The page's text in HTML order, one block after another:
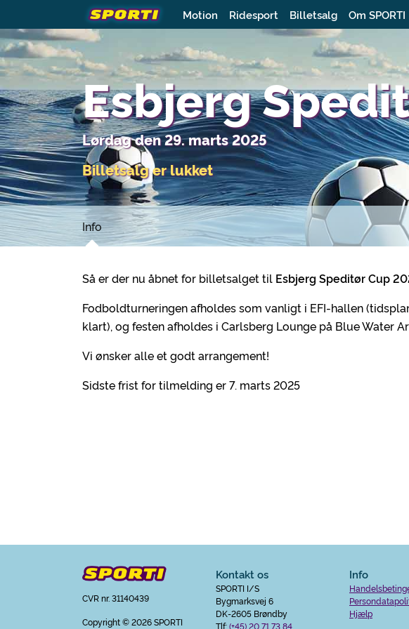
Motion Ridesport Billetsalg Om SPORTI
Esbjerg
Lørdag den 29. marts 2025
Billetsalg er lukket
Info
Så er der nu åbnet for billetsalget til Esbjerg Speditør Cup
Fodboldturneringen afholdes som vanligt i EFI-hallen
klart), og festen afholdes i Carlsberg Lounge på Blue Water
Vi ønsker alle et godt arrangement!
Sidste frist for tilmelding er 7. marts 2025
CVR nr. 31140439
Copyright© 2026 SPORTI
Kontakt os
SPORTI I/S
Bygmarksvej 6
DK-2605 Brøndby
Tlf:(+45) 20 71 73 84
Info
Hjælp